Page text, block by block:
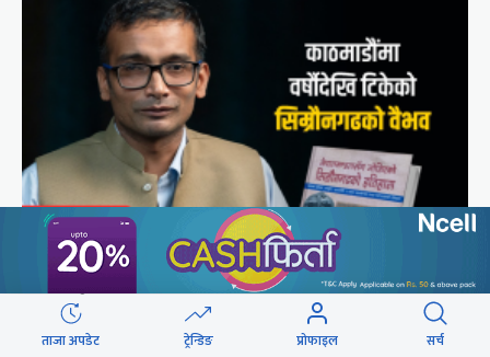
मुगल आक्रमणले तहसनहस सिम्रौनगढको सभ्यता नेपाल
खाल्डोले कसरी जोगायो ?
ताजा अपडेट ट्रेन्डिङ प्रोफाइल सर्च